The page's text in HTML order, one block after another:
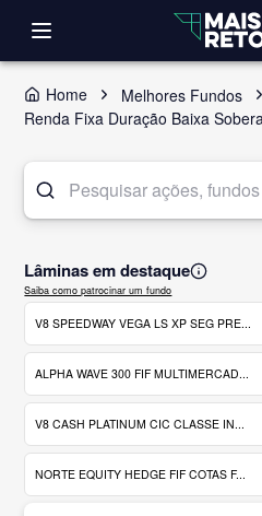
Home
Melhores Fundos
Renda Fixa Duração Baixa
Lâminas em destaque
Saiba como patrocinar um fundo
V8 SPEEDWAY VEGA LS XP SEG PRE...
ALPHA WAVE 300 FIF MULTIMERCAD...
V8 CASH PLATINUM CIC CLASSE IN...
NORTE EQUITY HEDGE FIF COTAS F...